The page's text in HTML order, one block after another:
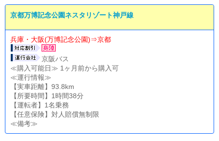
京都万博記念公園ネスタリゾート神戸線
兵庫・大阪(万博記念公園)⇒京都
京阪バス
≪購入可能日≫ 1ヶ月前から購入可
≪運行情報≫
【実車距離】93.8km
【所要時間】1時間38分
【運転者】1名乗務
【任意保険】対人賠償無制限
≪備考≫